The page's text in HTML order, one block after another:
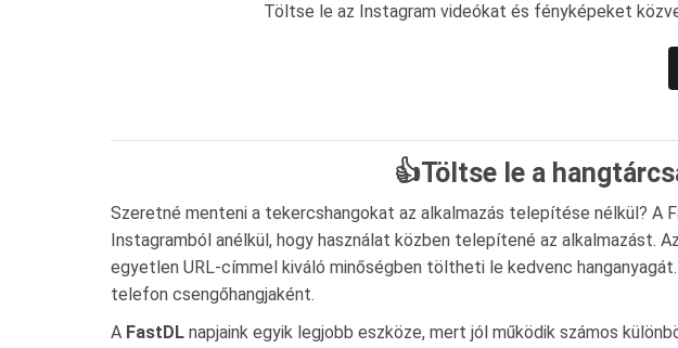
Töltse le az Instagram videókat és fényképeket
👍Töltse le a
Szeretné menteni a tekercshangokat az alkalmazás telepítése nélkül? A
Instagramból anélkül, hogy használat közben telepítené az
egyetlen URL-címmel kiváló minőségben töltheti le kedvenc
telefon csengőhangjaként.
A FastDL napjaink egyik legjobb eszköze, mert jól működik számos